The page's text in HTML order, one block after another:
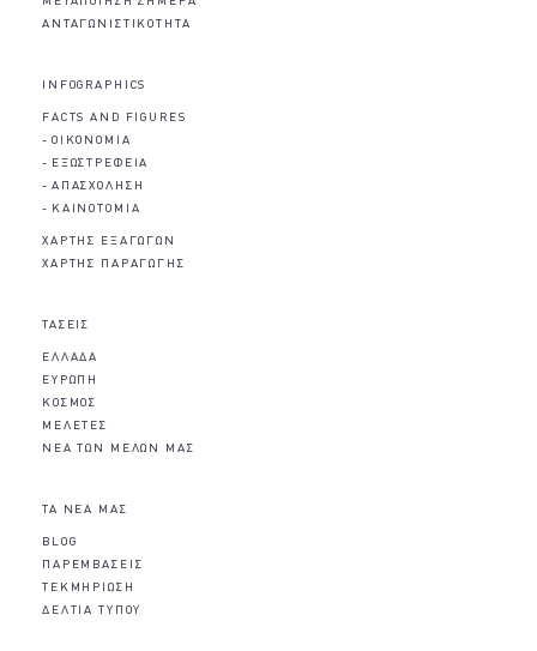
ΑΝΤΑΓΩΝΙΣΤΙΚΟΤΗΤΑ
INFOGRAPHICS
FACTS AND FIGURES
ΟΙΚΟΝΟΜΙΑ
ΕΞΩΣΤΡΕΦΕΙΑ
ΑΠΑΣΧΟΛΗΣΗ
ΚΑΙΝΟΤΟΜΙΑ
ΧΑΡΤΗΣ ΕΞΑΓΩΓΩΝ
ΧΑΡΤΗΣ ΠΑΡΑΓΩΓΗΣ
ΤΑΣΕΙΣ
ΕΛΛΑΔΑ
ΕΥΡΩΠΗ
ΚΟΣΜΟΣ
ΜΕΛΕΤΕΣ
ΝΕΑ ΤΩΝ ΜΕΛΩΝ ΜΑΣ
ΤΑ ΝΕΑ ΜΑΣ
BLOG
ΠΑΡΕΜΒΑΣΕΙΣ
ΤΕΚΜΗΡΙΩΣΗ
ΔΕΛΤΙΑ ΤΥΠΟΥ